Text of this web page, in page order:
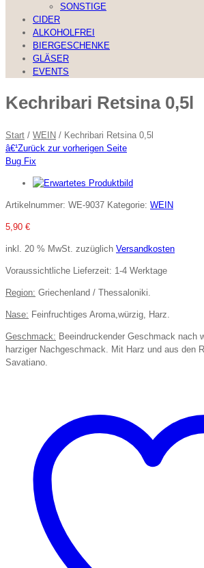
SONSTIGE
CIDER
ALKOHOLFREI
BIERGESCHENKE
GLÄSER
EVENTS
Kechribari Retsina 0,5l
Start / WEIN / Kechribari Retsina 0,5l
â€¹Zurück zur vorherigen Seite
Bug Fix
Artikelnummer: WE-9037 Kategorie: WEIN
5,90 €
inkl. 20 % MwSt. zuzüglich Versandkosten
Voraussichtliche Lieferzeit: 1-4 Werktage
Region: Griechenland / Thessaloniki.
Nase: Feinfruchtiges Aroma,würzig, Harz.
Geschmack: Beeindruckender Geschmack nach
harziger Nachgeschmack. Mit Harz und aus den
Savatiano.